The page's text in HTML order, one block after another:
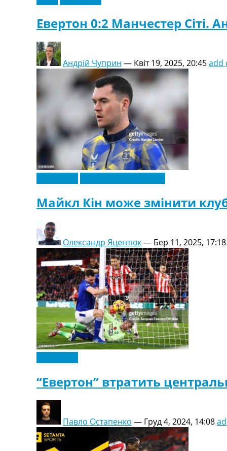
Евертон 0:2 Манчестер Сіті.
Андрій Чуприн — Квіт 19, 2025, 20:45add
Майкл Кін може змінити клуб
Олександр Яцентюк— Бер 11, 2025, 17:18
“Евертон” втратить
Павло Остапенко — Груд 4, 2024, 14:08